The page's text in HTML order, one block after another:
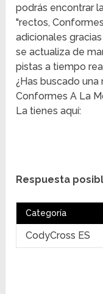
podrás encontrar
"rectos,
adicionales
se actualiza de
pistas a tiempo
¿Has buscado
Conformes A La
La tienes aquí:
Respuesta
Categoría
CodyCross ES